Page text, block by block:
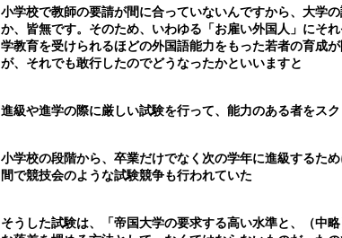
小学校で教師の要請が間に合っていないんですから、大学
か、皆無です。そのため、いわゆる「お雇い外国人」にそ
学教育を受けられるほどの外国語能力をもった若者の育成
が、それでも敢行したのでどうなったかといいますと
進級や進学の際に厳しい試験を行って、能力のある者をス
小学校の段階から、卒業だけでなく次の学年に進級するた
間で競技会のような試験競争も行われていた
そうした試験は、「帝国大学の要求する高い水準と、（中